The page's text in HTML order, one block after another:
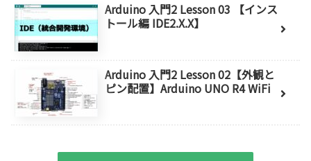
Arduino 入門2 Lesson 03 【インス
トール編 IDE2.X.X】
Arduino 入門2 Lesson 02【外観と
ピン配置】Arduino UNO R4 WiFi